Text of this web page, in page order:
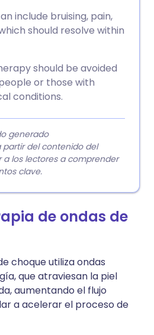
include bruising, pain,
should resolve within
should be avoided
or those with
conditions.
generado
del contenido del
los lectores a comprender
clave.
de ondas de
choque utiliza ondas
que atraviesan la piel
aumentando el flujo
a acelerar el proceso de